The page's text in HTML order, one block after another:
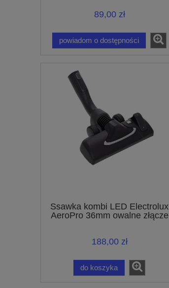
89,00 zł
powiadom o dostępności
Ssawka kombi LED Electrolux
AeroPro 36mm owalne złącze
188,00 zł
do koszyka